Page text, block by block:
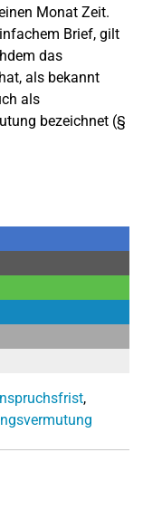
Monat Zeit.
Brief, gilt
das
als bekannt
als
bezeichnet (§
,